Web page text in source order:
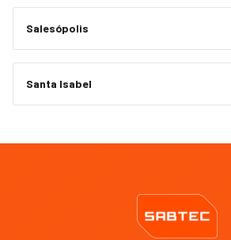
Salesópolis
Santa Isabel